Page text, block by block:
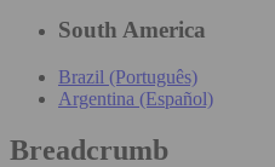
South America
Brazil (Português)
Argentina (Español)
Breadcrumb